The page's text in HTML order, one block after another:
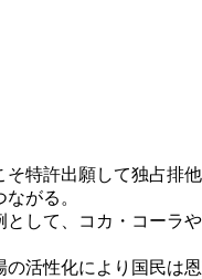
特許出願して独占排
がる。
して、コカ・コーラ
活性化により国民は